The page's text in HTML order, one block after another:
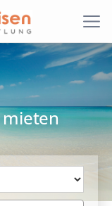
mieten